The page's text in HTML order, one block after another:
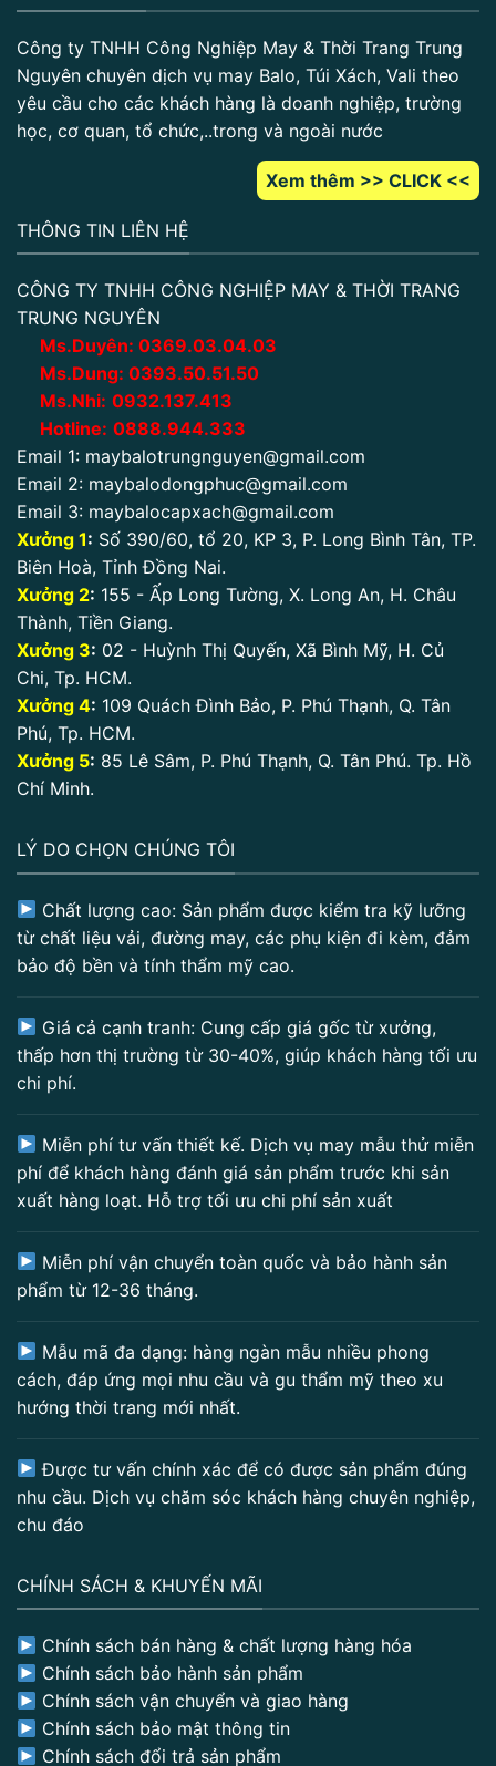
Công ty TNHH Công Nghiệp May & Thời Trang Trung
Nguyên chuyên dịch vụ may Balo, Túi Xách, Vali theo
yêu cầu cho các khách hàng là doanh nghiệp, trường
học, cơ quan, tổ chức,..trong và ngoài nước
Xem thêm >> CLICK <<
THÔNG TIN LIÊN HỆ
CÔNG TY TNHH CÔNG NGHIỆP MAY & THỜI TRANG
TRUNG NGUYÊN
Ms.Duyên: 0369.03.04.03
Ms.Dung: 0393.50.51.50
Ms.Nhi: 0932.137.413
Hotline: 0888.944.333
Email 1: maybalotrungnguyen@gmail.com
Email 2: maybalodongphuc@gmail.com
Email 3: maybalocapxach@gmail.com
Xưởng 1: Số 390/60, tổ 20, KP 3, P. Long Bình Tân, TP.
Biên Hoà, Tỉnh Đồng Nai.
Xưởng 2: 155 - Ấp Long Tường, X. Long An, H. Châu
Thành, Tiền Giang.
Xưởng 3: 02 - Huỳnh Thị Quyến, Xã Bình Mỹ, H. Củ
Chi, Tp. HCM.
Xưởng 4: 109 Quách Đình Bảo, P. Phú Thạnh, Q. Tân
Phú, Tp. HCM.
Xưởng 5: 85 Lê Sâm, P. Phú Thạnh, Q. Tân Phú. Tp. Hồ
Chí Minh.
LÝ DO CHỌN CHÚNG TÔI
Chất lượng cao: Sản phẩm được kiểm tra kỹ lưỡng
từ chất liệu vải, đường may, các phụ kiện đi kèm, đảm
bảo độ bền và tính thẩm mỹ cao.
Giá cả cạnh tranh: Cung cấp giá gốc từ xưởng,
thấp hơn thị trường từ 30-40%, giúp khách hàng tối ưu
chi phí.
Miễn phí tư vấn thiết kế. Dịch vụ may mẫu thử miễn
phí để khách hàng đánh giá sản phẩm trước khi sản
xuất hàng loạt. Hỗ trợ tối ưu chi phí sản xuất
Miễn phí vận chuyển toàn quốc và bảo hành sản
phẩm từ 12-36 tháng.
Mẫu mã đa dạng: hàng ngàn mẫu nhiều phong
cách, đáp ứng mọi nhu cầu và gu thẩm mỹ theo xu
hướng thời trang mới nhất.
Được tư vấn chính xác để có được sản phẩm đúng
nhu cầu. Dịch vụ chăm sóc khách hàng chuyên nghiệp,
chu đáo
CHÍNH SÁCH & KHUYẾN MÃI
Chính sách bán hàng & chất lượng hàng hóa
Chính sách bảo hành sản phẩm
Chính sách vận chuyển và giao hàng
Chính sách bảo mật thông tin
Chính sách đổi trả sản phẩm